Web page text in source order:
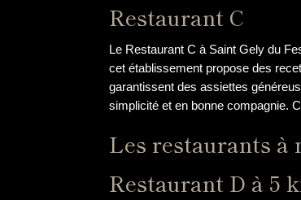
Restaurant C
Le Restaurant C à Saint Gely du
cet établissement propose des
garantissent des assiettes
simplicité et en bonne compagnie.
Les restaurants à
Restaurant D à 5